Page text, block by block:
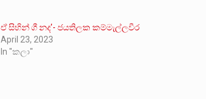
ඒ සිහින් ගී නද’- ජයතිලක කම්මැල්ලවීර
April 23, 2023
In "කලා"